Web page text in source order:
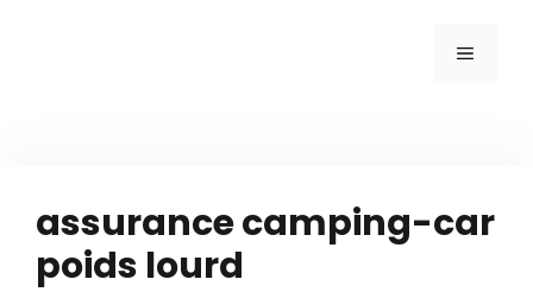
MENU
assurance camping-car
poids lourd